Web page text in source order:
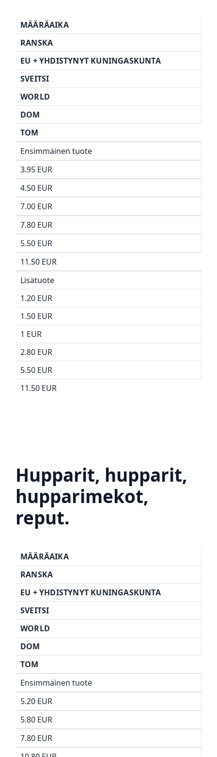
MÄÄRÄAIKA
RANSKA
EU + YHDISTYNYT KUNINGASKUNTA
SVEITSI
WORLD
DOM
TOM
Ensimmäinen tuote
3.95 EUR
4.50 EUR
7.00 EUR
7.80 EUR
5.50 EUR
11.50 EUR
Lisätuote
1.20 EUR
1.50 EUR
1 EUR
2.80 EUR
5.50 EUR
11.50 EUR
Hupparit, hupparit,
hupparimekot,
reput.
MÄÄRÄAIKA
RANSKA
EU + YHDISTYNYT KUNINGASKUNTA
SVEITSI
WORLD
DOM
TOM
Ensimmäinen tuote
5.20 EUR
5.80 EUR
7.80 EUR